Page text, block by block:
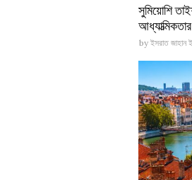
সুমিয়োশি
by ইসরাত জাহান